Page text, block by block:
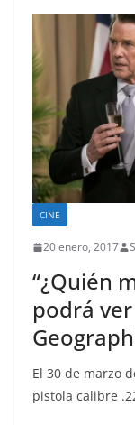
CINE
20 enero, 2017
“¿Quién
podrá
El 30 de marzo
pistola calibre